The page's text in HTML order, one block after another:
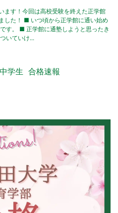
ます！今回は高校受験を終えた正学館
した！ ■ いつ頃から正学館に通い始め
す。 ■ 正学館に通塾しようと思ったき
いていけ...
中学生 合格速報